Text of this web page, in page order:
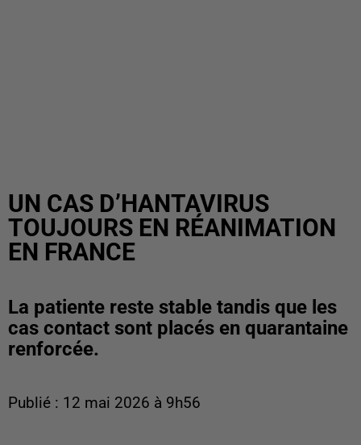
UN CAS D’HANTAVIRUS
TOUJOURS EN RÉANIMATION
EN FRANCE
La patiente reste stable tandis que les
cas contact sont placés en quarantaine
renforcée.
Publié : 12 mai 2026 à 9h56